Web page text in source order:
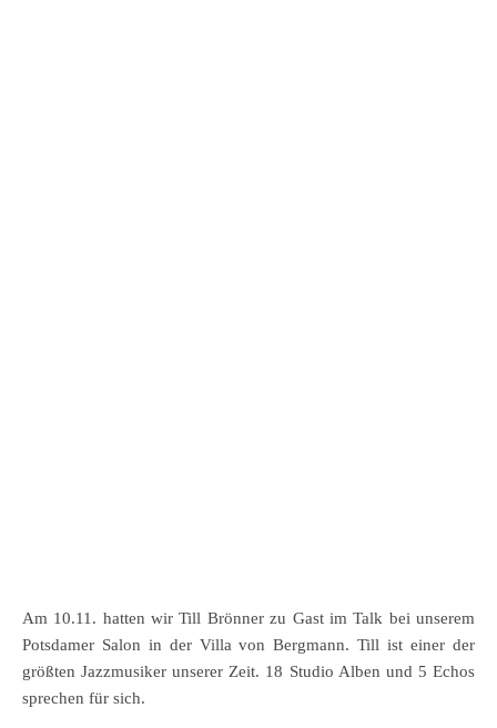
Am 10.11. hatten wir Till Brönner zu Gast im Talk bei unserem
Potsdamer Salon in der Villa von Bergmann. Till ist einer der
größten Jazzmusiker unserer Zeit. 18 Studio Alben und 5 Echos
sprechen für sich.